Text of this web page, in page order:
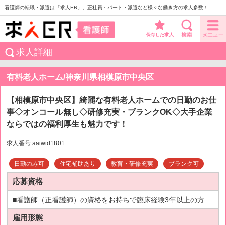
看護師の転職・派遣は「求人ER」。正社員・パート・派遣など様々な働き方の求人多数！
保存した求人
求人詳細
有料老人ホーム/神奈川県相模原市中央区
【相模原市中央区】綺麗な有料老人ホームでの日勤のお仕
事◇オンコール無し◇研修充実・ブランクOK◇大手企業
ならではの福利厚生も魅力です！
求人番号:aaiwid1801
日勤のみ可 住宅補助あり 教育・研修充実 ブランク可
応募資格
■看護師（正看護師）の資格をお持ちで臨床経験3年以上の方
雇用形態